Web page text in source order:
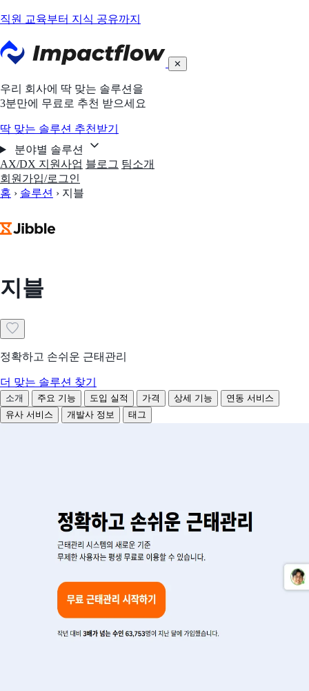
직원 교육부터 지식 공유까지
✕
우리 회사에 딱 맞는 솔루션을
3분만에 무료로 추천 받으세요
딱 맞는 솔루션 추천받기
분야별 솔루션
AX/DX 지원사업 블로그 팀소개
회원가입/로그인
홈 › 솔루션 › 지블
지블
정확하고 손쉬운 근태관리
더 맞는 솔루션 찾기
소개 주요 기능 도입 실적 가격 상세 기능
연동 서비스
유사 서비스
개발사 정보 태그